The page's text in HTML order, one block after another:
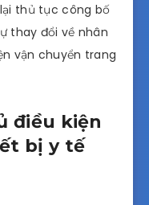
thủ tục công bố
thay đổi về nhân
vận chuyển trang
điều kiện
bị y tế